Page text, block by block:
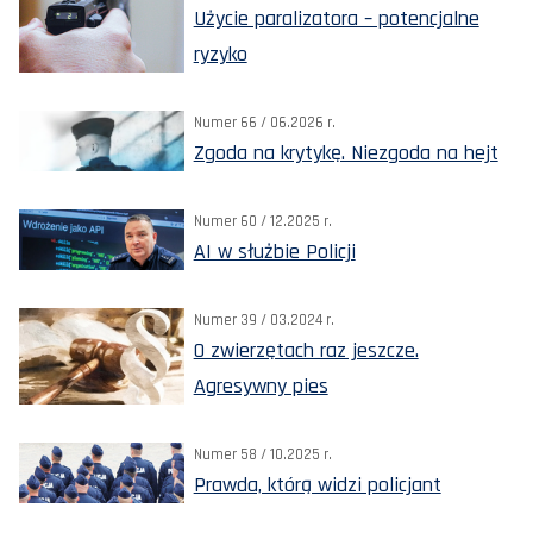
Użycie paralizatora – potencjalne
ryzyko
Numer 66 / 06.2026 r.
Zgoda na krytykę. Niezgoda na hejt
Numer 60 / 12.2025 r.
AI w służbie Policji
Numer 39 / 03.2024 r.
O zwierzętach raz jeszcze.
Agresywny pies
Numer 58 / 10.2025 r.
Prawda, którą widzi policjant